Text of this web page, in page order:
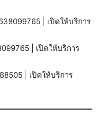
| เปิดให้บริการ
| เปิดให้บริการ
| เปิดให้บริการ